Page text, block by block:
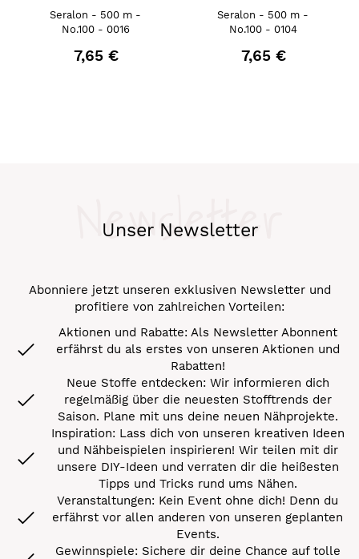
Seralon - 500 m -
No.100 - 0016
7,65 €
Seralon - 500 m -
No.100 - 0104
7,65 €
Unser Newsletter
Newsletter
Abonniere jetzt unseren exklusiven Newsletter und
profitiere von zahlreichen Vorteilen:
Aktionen und Rabatte: Als Newsletter Abonnent
erfährst du als erstes von unseren Aktionen und
Rabatten!
Neue Stoffe entdecken: Wir informieren dich
regelmäßig über die neuesten Stofftrends der
Saison. Plane mit uns deine neuen Nähprojekte.
Inspiration: Lass dich von unseren kreativen Ideen
und Nähbeispielen inspirieren! Wir teilen mit dir
unsere DIY-Ideen und verraten dir die heißesten
Tipps und Tricks rund ums Nähen.
Veranstaltungen: Kein Event ohne dich! Denn du
erfährst vor allen anderen von unseren geplanten
Events.
Gewinnspiele: Sichere dir deine Chance auf tolle